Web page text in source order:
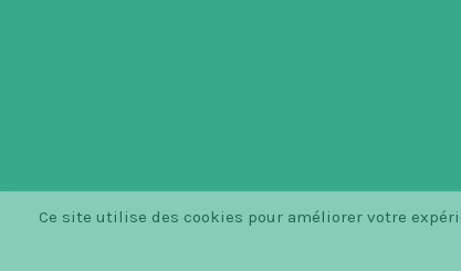
Ce site utilise des cookies pour améliorer votre